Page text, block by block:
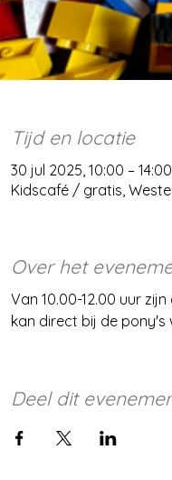
Tijd en locatie
30 jul 2025, 10:00 – 14:00
Kidscafé / gratis,
Over het
Van 10.00-12.00 uur
kan direct bij de pony's
Deel dit